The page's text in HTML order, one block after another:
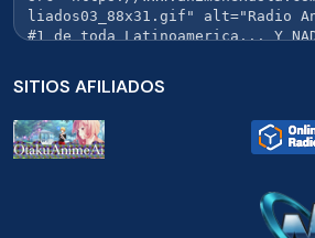
SITIOS AFILIADOS